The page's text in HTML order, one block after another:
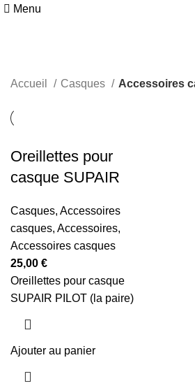
Menu
Accueil Casques Accessoires
Oreillettes pour
casque SUPAIR
Casques, Accessoires
casques, Accessoires,
Accessoires casques
25,00 €
Oreillettes pour casque
SUPAIR PILOT (la paire)
Ajouter au panier